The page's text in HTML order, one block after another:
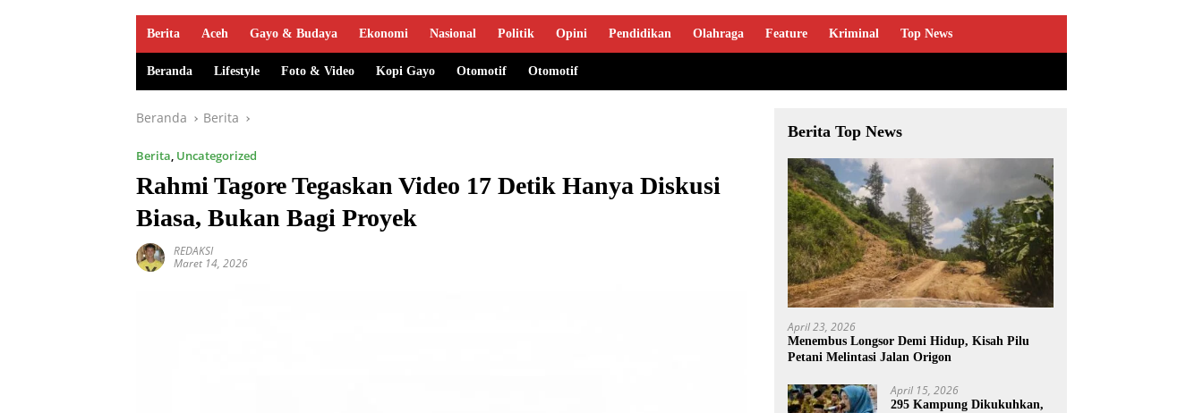
Berita Aceh Gayo & Budaya Ekonomi Nasional Politik Opini Pendidikan Olahraga Feature Kriminal Top News
Beranda Lifestyle Foto & Video Kopi Gayo Otomotif Otomotif
Beranda Berita
Berita, Uncategorized
Rahmi Tagore Tegaskan Video 17 Detik Hanya Diskusi
Biasa, Bukan Bagi Proyek
REDAKSI
Maret 14, 2026
Berita Top News
April 23, 2026
Menembus Longsor Demi Hidup, Kisah Pilu
Petani Melintasi Jalan Origon
April 15, 2026
295 Kampung Dikukuhkan,